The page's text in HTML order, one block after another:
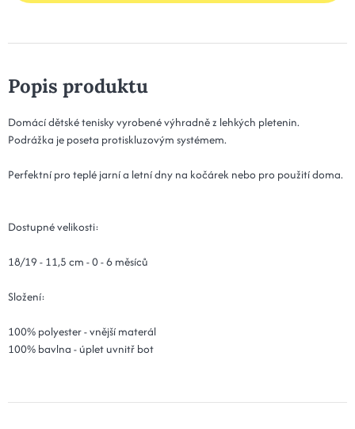
Popis produktu
Domácí dětské tenisky vyrobené výhradně z lehkých pletenin.
Podrážka je poseta protiskluzovým systémem.
Perfektní pro teplé jarní a letní dny na kočárek nebo pro použití doma.
Dostupné velikosti:
18/19 - 11,5 cm - 0 - 6 měsíců
Složení:
100% polyester - vnější materál
100% bavlna - úplet uvnitř bot